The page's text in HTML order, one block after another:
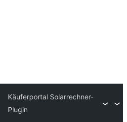
Käuferportal Solarrechner-
Plugin